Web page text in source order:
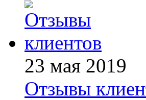
23 мая 2019
Отзывы